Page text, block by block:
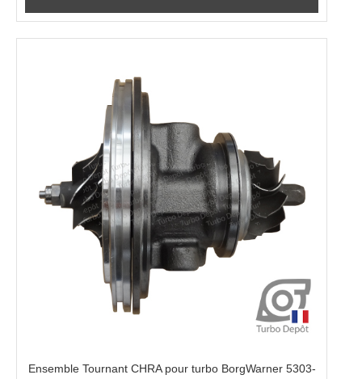
Ensemble Tournant CHRA pour turbo BorgWarner 5303-